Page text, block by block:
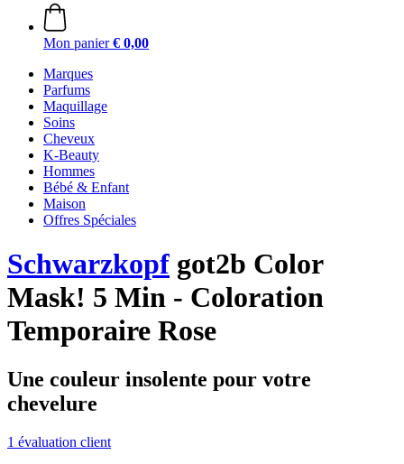
Mon panier € 0,00
Marques
Parfums
Maquillage
Soins
Cheveux
K-Beauty
Hommes
Bébé & Enfant
Maison
Offres Spéciales
Schwarzkopf got2b Color
Mask! 5 Min - Coloration
Temporaire Rose
Une couleur insolente pour votre
chevelure
1 évaluation client